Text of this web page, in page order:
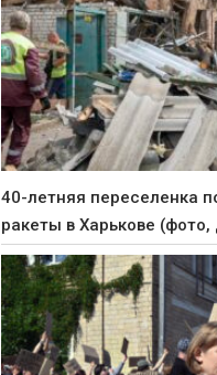
40-летняя переселенка
ракеты в Харькове